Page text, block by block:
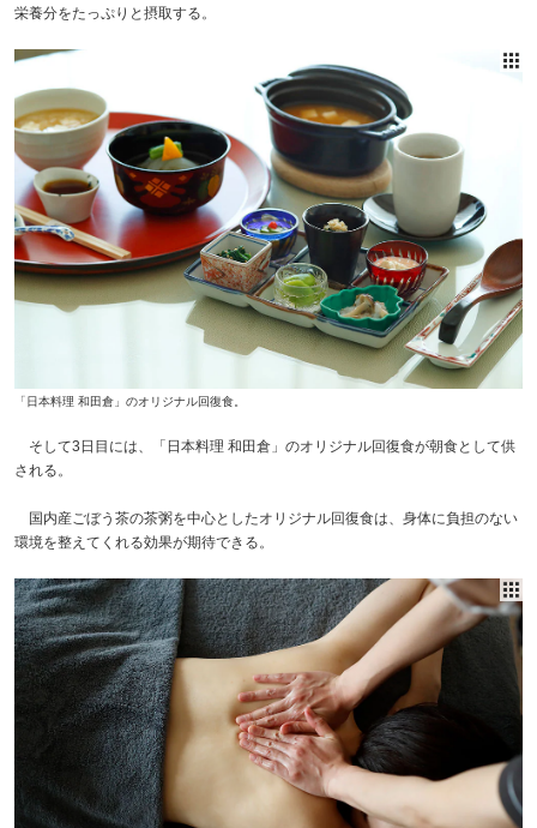
栄養分をたっぷりと摂取する。
「日本料理 和田倉」のオリジナル回復食。
そして3日目には、「日本料理 和田倉」のオリジナル回復食が朝食として供
される。
国内産ごぼう茶の茶粥を中心としたオリジナル回復食は、身体に負担のない
環境を整えてくれる効果が期待できる。